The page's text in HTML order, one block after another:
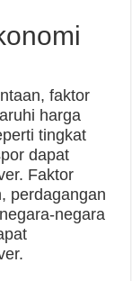
faktor
harga
tingkat
dapat
Faktor
perdagangan
negara